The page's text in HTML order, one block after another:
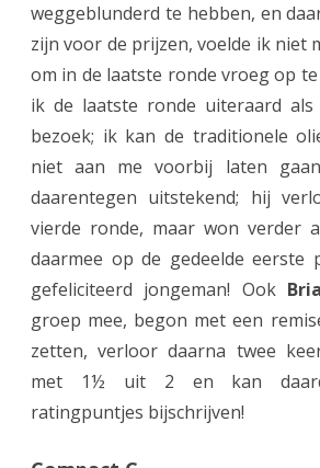
n
a
r
e
n
weggeblunderd te hebben, en
zijn voor de prijzen, voelde ik niet
om in de laatste ronde vroeg op te
ik de laatste ronde uiteraard als
bezoek; ik kan de traditionele
niet aan me voorbij laten
daarentegen uitstekend; hij
vierde ronde, maar won verder
daarmee op de gedeelde eerste
gefeliciteerd jongeman! Ook
groep mee, begon met een
zetten, verloor daarna twee
met 1½ uit 2 en kan
ratingpuntjes bijschrijven!